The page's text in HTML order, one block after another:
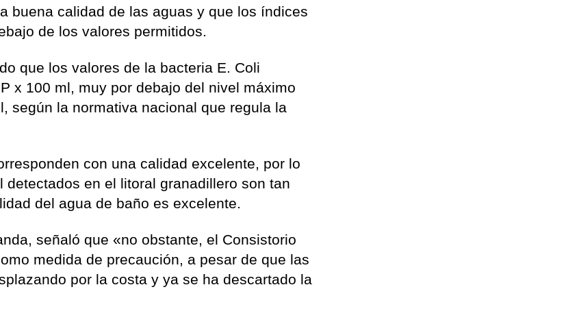
buena calidad de las aguas y que los índices
de los valores permitidos.
que los valores de la bacteria E. Coli
x 100 ml, muy por debajo del nivel máximo
según la normativa nacional que regula la
con una calidad excelente, por lo
en el litoral granadillero son tan
del agua de baño es excelente.
señaló que «no obstante, el Consistorio
medida de precaución, a pesar de que las
por la costa y ya se ha descartado la